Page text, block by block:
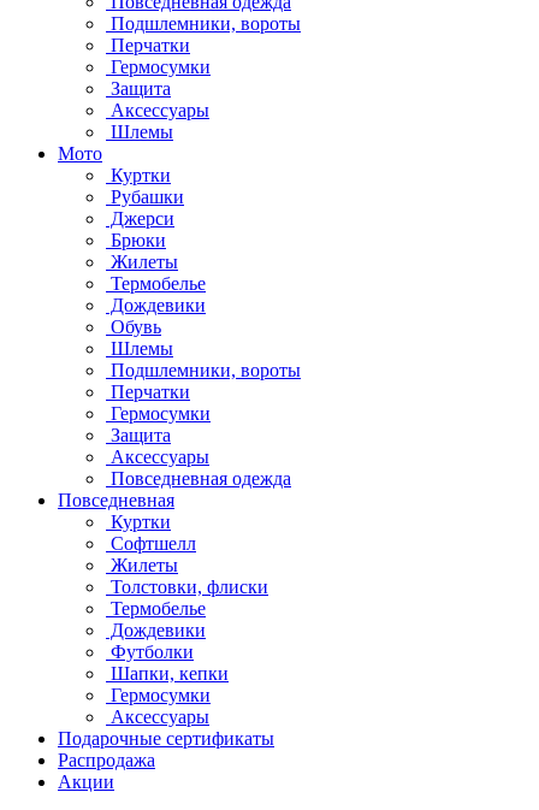
Подшлемники, вороты
Перчатки
Гермосумки
Защита
Аксессуары
Шлемы
Мото
Куртки
Рубашки
Джерси
Брюки
Жилеты
Термобелье
Дождевики
Обувь
Шлемы
Подшлемники, вороты
Перчатки
Гермосумки
Защита
Аксессуары
Повседневная одежда
Повседневная
Куртки
Софтшелл
Жилеты
Толстовки, флиски
Термобелье
Дождевики
Футболки
Шапки, кепки
Гермосумки
Аксессуары
Подарочные сертификаты
Распродажа
Акции